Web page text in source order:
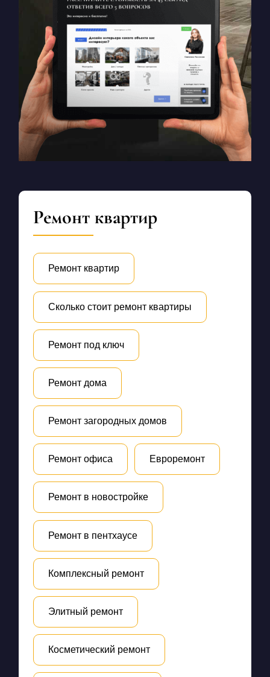
Ремонт квартир
Ремонт квартир
Сколько стоит ремонт квартиры
Ремонт под ключ
Ремонт дома
Ремонт загородных домов
Ремонт офиса Евроремонт
Ремонт в новостройке
Ремонт в пентхаусе
Комплексный ремонт
Элитный ремонт
Косметический ремонт